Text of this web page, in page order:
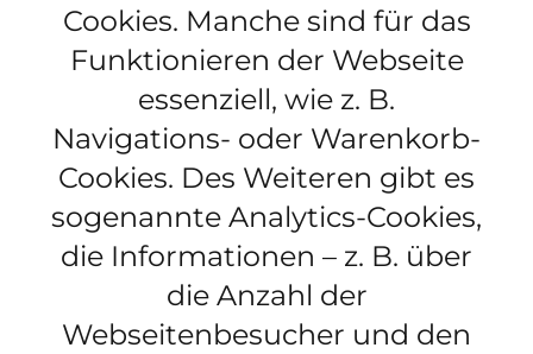
Cookies. Manche sind für das
Funktionieren der Webseite
essenziell, wie z. B.
Navigations- oder Warenkorb-
Cookies. Des Weiteren gibt es
sogenannte Analytics-Cookies,
die Informationen – z. B. über
die Anzahl der
Webseitenbesucher und den